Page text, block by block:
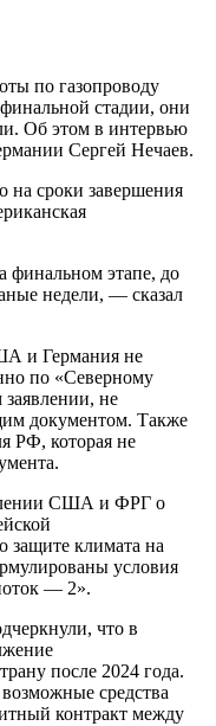
по газопроводу
стадии, они
Об этом в интервью
Сергей Нечаев.
на сроки завершения
финальном этапе, до
недели, — сказал
и Германия не
по «Северному
не
документом. Также
РФ, которая не
США и ФРГ о
защите климата на
условия
— 2».
что в
после 2024 года.
возможные средства
контракт между